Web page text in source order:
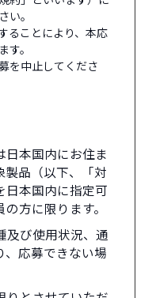
い。
ることにより、本応
。
を中止してくださ
日本国内にお住ま
製品（以下、「対
日本国内に指定可
方に限ります。
及び使用状況、通
、応募できない場